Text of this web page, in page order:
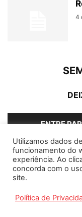
4
ENTRE
Home
Utilizamos dados
funcionamento do
experiência. Ao
concorda com o
site.
Política de